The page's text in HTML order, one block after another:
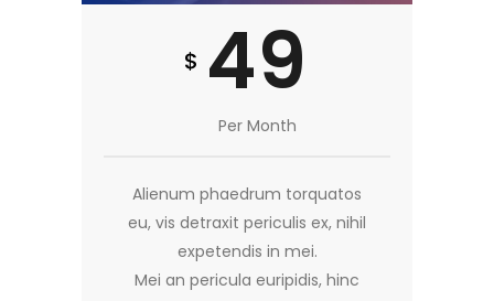
$ 49
Per Month
Alienum phaedrum torquatos
eu, vis detraxit periculis ex, nihil
expetendis in mei.
Mei an pericula euripidis, hinc